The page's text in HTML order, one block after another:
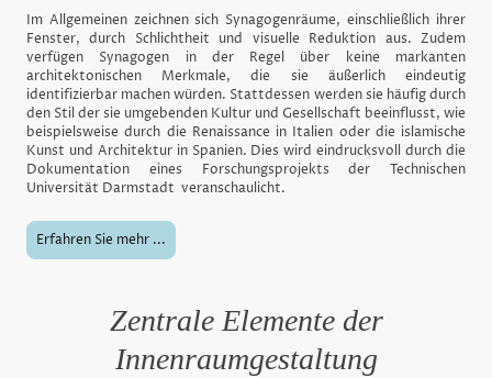
Im Allgemeinen zeichnen sich Synagogenräume, einschließlich ihrer
Fenster, durch Schlichtheit und visuelle Reduktion aus. Zudem
verfügen Synagogen in der Regel über keine markanten
architektonischen Merkmale, die sie äußerlich eindeutig
identifizierbar machen würden. Stattdessen werden sie häufig durch
den Stil der sie umgebenden Kultur und Gesellschaft beeinflusst, wie
beispielsweise durch die Renaissance in Italien oder die islamische
Kunst und Architektur in Spanien. Dies wird eindrucksvoll durch die
Dokumentation eines Forschungsprojekts der Technischen
Universität Darmstadt veranschaulicht.
Erfahren Sie mehr ...
Zentrale Elemente der
Innenraumgestaltung